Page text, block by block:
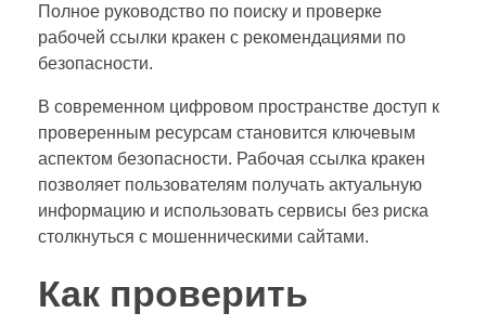
Полное руководство по поиску и проверке
рабочей ссылки кракен с рекомендациями по
безопасности.
В современном цифровом пространстве доступ к
проверенным ресурсам становится ключевым
аспектом безопасности. Рабочая ссылка кракен
позволяет пользователям получать актуальную
информацию и использовать сервисы без риска
столкнуться с мошенническими сайтами.
Как проверить